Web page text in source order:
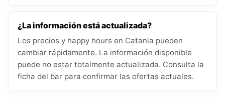
¿La información está actualizada?
Los precios y happy hours en Catania pueden
cambiar rápidamente. La información disponible
puede no estar totalmente actualizada. Consulta la
ficha del bar para confirmar las ofertas actuales.